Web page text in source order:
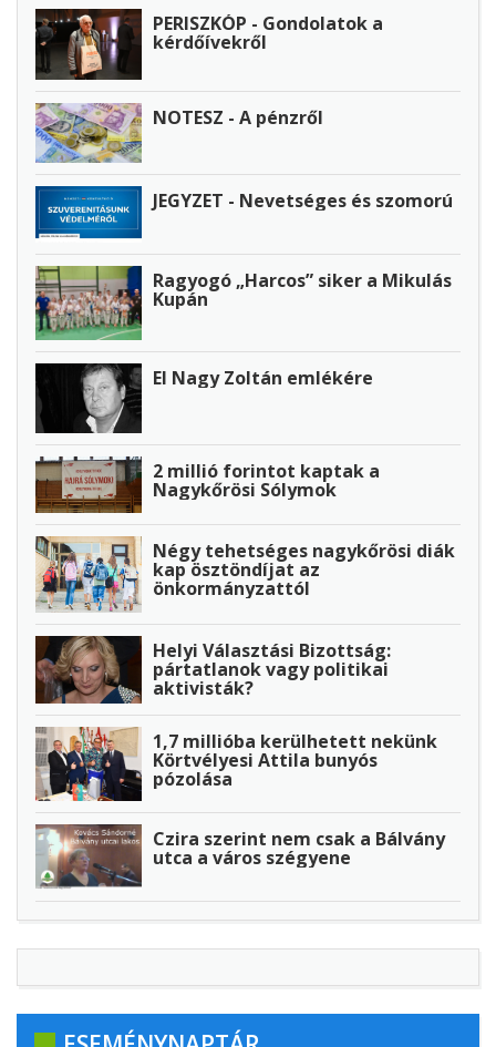
PERISZKÓP - Gondolatok a
kérdőívekről
NOTESZ - A pénzről
JEGYZET - Nevetséges és szomorú
Ragyogó „Harcos” siker a Mikulás
Kupán
El Nagy Zoltán emlékére
2 millió forintot kaptak a
Nagykőrösi Sólymok
Négy tehetséges nagykőrösi diák
kap ösztöndíjat az
önkormányzattól
Helyi Választási Bizottság:
pártatlanok vagy politikai
aktivisták?
1,7 millióba kerülhetett nekünk
Körtvélyesi Attila bunyós
pózolása
Czira szerint nem csak a Bálvány
utca a város szégyene